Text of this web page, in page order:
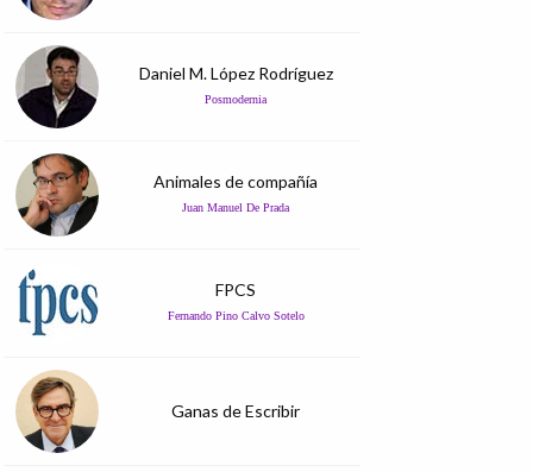
Daniel M. López Rodríguez
Posmodernia
Animales de compañía
Juan Manuel De Prada
FPCS
Fernando Pino Calvo Sotelo
Ganas de Escribir